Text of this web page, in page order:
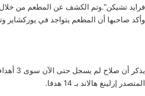
فرايد تشيكن”.وتم الكشف عن المطعم من
وأكد صاحبها أن المطعم يتواجد في
المتصدر إرلينغ هالاند بـ 14 هدفا.